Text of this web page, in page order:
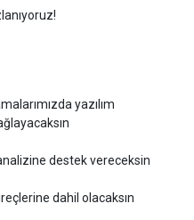
yazılım
destek vereceksin
dahil olacaksın